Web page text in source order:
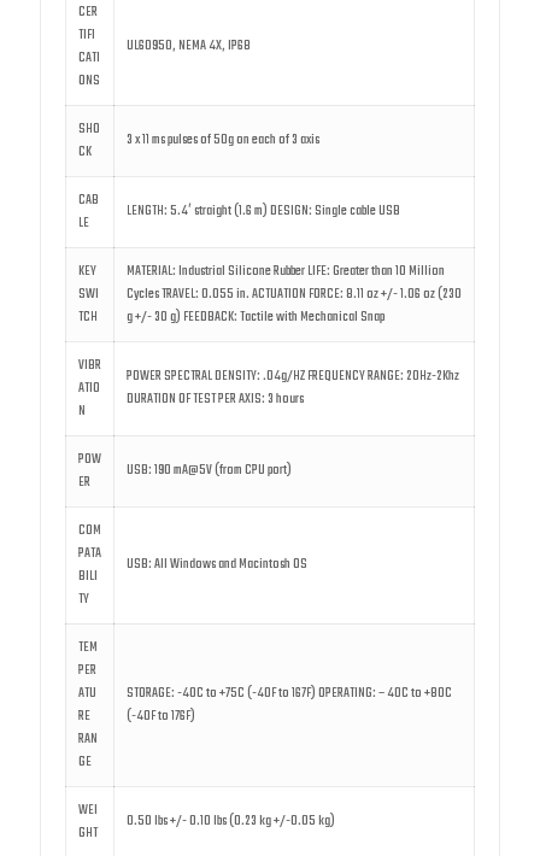
CER
TIFI
CATI
ONS
UL60950, NEMA 4X, IP68
SHO
CK
3 x 11 ms pulses of 50g on each of 3 axis
CAB
LE
LENGTH: 5.4′ straight (1.6 m) DESIGN: Single cable USB
KEY
SWI
TCH
MATERIAL: Industrial Silicone Rubber LIFE: Greater than 10 Million
Cycles TRAVEL: 0.055 in. ACTUATION FORCE: 8.11 oz +/- 1.06 oz (230
g +/- 30 g) FEEDBACK: Tactile with Mechanical Snap
VIBR
ATIO
N
POWER SPECTRAL DENSITY: .04g/HZ FREQUENCY RANGE: 20Hz-2Khz
DURATION OF TEST PER AXIS: 3 hours
POW
ER
USB: 190 mA@5V (from CPU port)
COM
PATA
BILI
TY
USB: All Windows and Macintosh OS
TEM
PER
ATU
RE
RAN
GE
STORAGE: -40C to +75C (-40F to 167F) OPERATING: – 40C to +80C
(-40F to 176F)
WEI
GHT
0.50 lbs +/- 0.10 lbs (0.23 kg +/-0.05 kg)